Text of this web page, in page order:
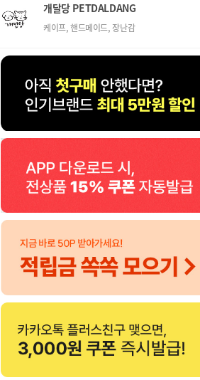
개달당 PETDALDANG
케이프, 핸드메이드, 장난감